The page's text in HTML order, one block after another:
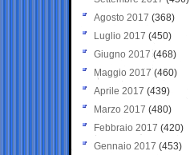
Agosto 2017 (368)
Luglio 2017 (450)
Giugno 2017 (468)
Maggio 2017 (460)
Aprile 2017 (439)
Marzo 2017 (480)
Febbraio 2017 (420)
Gennaio 2017 (453)